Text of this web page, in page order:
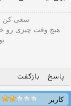
سعی کن
هیچ وقت چیزی رو
پاسخ بازگفت
کاربر